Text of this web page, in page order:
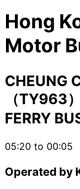
Hong
Motor
CHEUNG
（TY963）
FERRY
05:20 to 00:05
Operated by